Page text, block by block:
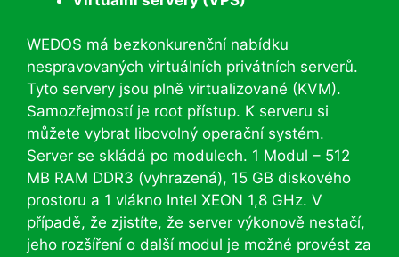
WEDOS má bezkonkurenční nabídku
nespravovaných virtuálních privátních serverů.
Tyto servery jsou plně virtualizované (KVM).
Samozřejmostí je root přístup. K serveru si
můžete vybrat libovolný operační systém.
Server se skládá po modulech. 1 Modul – 512
MB RAM DDR3 (vyhrazená), 15 GB diskového
prostoru a 1 vlákno Intel XEON 1,8 GHz. V
případě, že zjistíte, že server výkonově nestačí,
jeho rozšíření o další modul je možné provést za